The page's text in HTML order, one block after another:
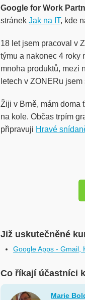
Google for Work
stránek Jak na IT, kde
18 let jsem pracoval v
týmu a nakonec 4 roky
mnoha produktů, mezi
letech v ZONERu
Žiji v Brně, mám doma
na kole. Občas trpím
připravuji Hravé
Již uskutečněné
Google Apps - Gmail,
Co říkají účastníci
Marie